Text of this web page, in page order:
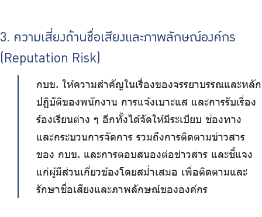
3. ความเสี่ยงด้านชื่อเสียงและภาพลักษณ์องค์กร
(Reputation Risk)
กบข. ให้ความสำคัญในเรื่องของจรรยาบรรณและหลัก
ปฏิบัติของพนักงาน การแจ้งเบาะแส และการรับเรื่อง
ร้องเรียนต่าง ๆ อีกทั้งได้จัดให้มีระเบียบ ช่องทาง
และกระบวนการจัดการ รวมถึงการติดตามข่าวสาร
ของ กบข. และการตอบสนองต่อข่าวสาร และชี้แจง
แก่ผู้มีส่วนเกี่ยวข้องโดยสม่ำเสมอ เพื่อติดตามและ
รักษาชื่อเสียงและภาพลักษณ์ขององค์กร